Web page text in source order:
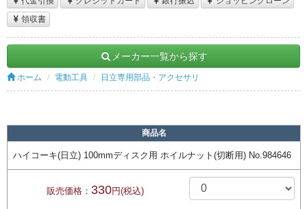
領収書
メーカー一覧から探す
ホーム 電動工具 日立専用部品・アクセサリ
商品名
ハイコーキ(日立) 100mmディスク用 ホイルナット(切断用) No.984646
販売価格： 330円(税込)